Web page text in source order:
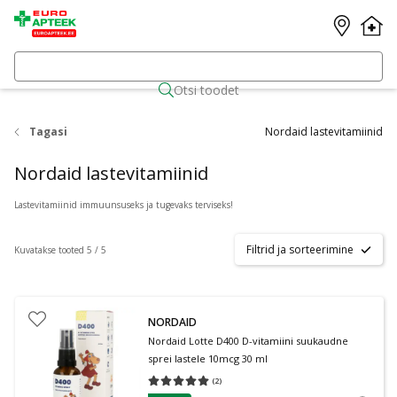
Otsi toodet
Tagasi Nordaid lastevitamiinid
Nordaid lastevitamiinid
Lastevitamiinid immuunsuseks ja tugevaks terviseks!
Kuvatakse tooted 5 / 5 Filtrid ja sorteerimine
NORDAID
Nordaid Lotte D400 D-vitamiini suukaudne
sprei lastele 10mcg 30 ml
(2)
Keskmine hinnang 5.00